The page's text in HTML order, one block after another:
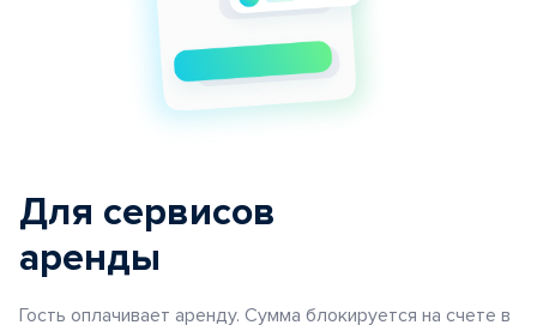
Для сервисов
аренды
Гость оплачивает аренду. Сумма блокируется на счете в